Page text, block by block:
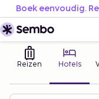
Boek eenvoudig.
Reizen Hotels